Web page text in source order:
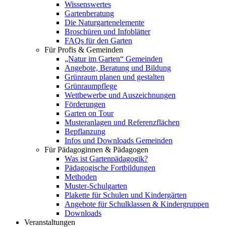
Wissenswertes
Gartenberatung
Die Naturgartenelemente
Broschüren und Infoblätter
FAQs für den Garten
Für Profis & Gemeinden
„Natur im Garten“ Gemeinden
Angebote, Beratung und Bildung
Grünraum planen und gestalten
Grünraumpflege
Wettbewerbe und Auszeichnungen
Förderungen
Garten on Tour
Musteranlagen und Referenzflächen
Bepflanzung
Infos und Downloads Gemeinden
Für Pädagoginnen & Pädagogen
Was ist Gartenpädagogik?
Pädagogische Fortbildungen
Methoden
Muster-Schulgarten
Plakette für Schulen und Kindergärten
Angebote für Schulklassen & Kindergruppen
Downloads
Veranstaltungen